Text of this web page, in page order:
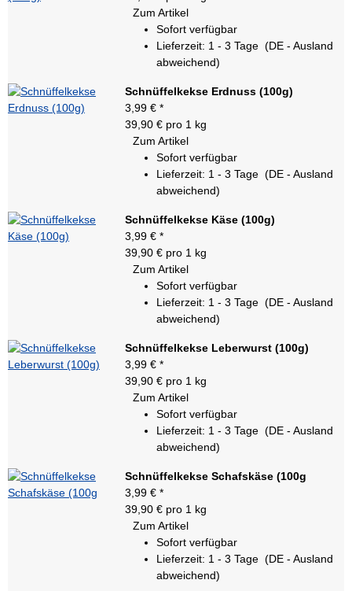
Zum Artikel
Sofort verfügbar
Lieferzeit: 1 - 3 Tage(DE - Ausland
abweichend)
Schnüffelkekse Erdnuss (100g)
3,99 €*
39,90 € pro 1 kg
Zum Artikel
Sofort verfügbar
Lieferzeit: 1 - 3 Tage(DE - Ausland
abweichend)
Schnüffelkekse Käse (100g)
3,99 €*
39,90 € pro 1 kg
Zum Artikel
Sofort verfügbar
Lieferzeit: 1 - 3 Tage(DE - Ausland
abweichend)
Schnüffelkekse Leberwurst (100g)
3,99 €*
39,90 € pro 1 kg
Zum Artikel
Sofort verfügbar
Lieferzeit: 1 - 3 Tage(DE - Ausland
abweichend)
Schnüffelkekse Schafskäse (100g
3,99 €*
39,90 € pro 1 kg
Zum Artikel
Sofort verfügbar
Lieferzeit: 1 - 3 Tage(DE - Ausland
abweichend)